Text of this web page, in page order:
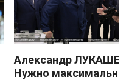
Александр
Нужно максимально